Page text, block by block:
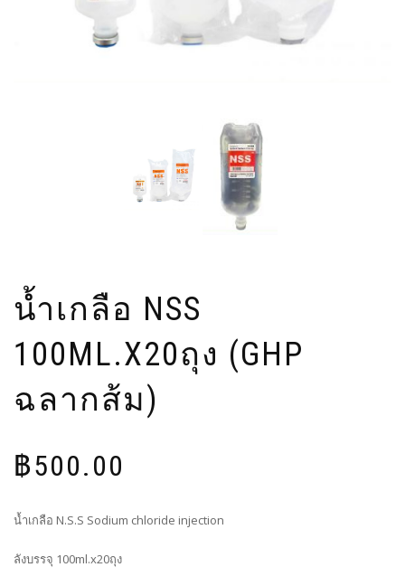
น้ำเกลือ NSS
100ML.X20ถุง (GHP
ฉลากส้ม)
฿500.00
น้ำเกลือ N.S.S Sodium chloride injection
ลังบรรจุ 100ml.x20ถุง